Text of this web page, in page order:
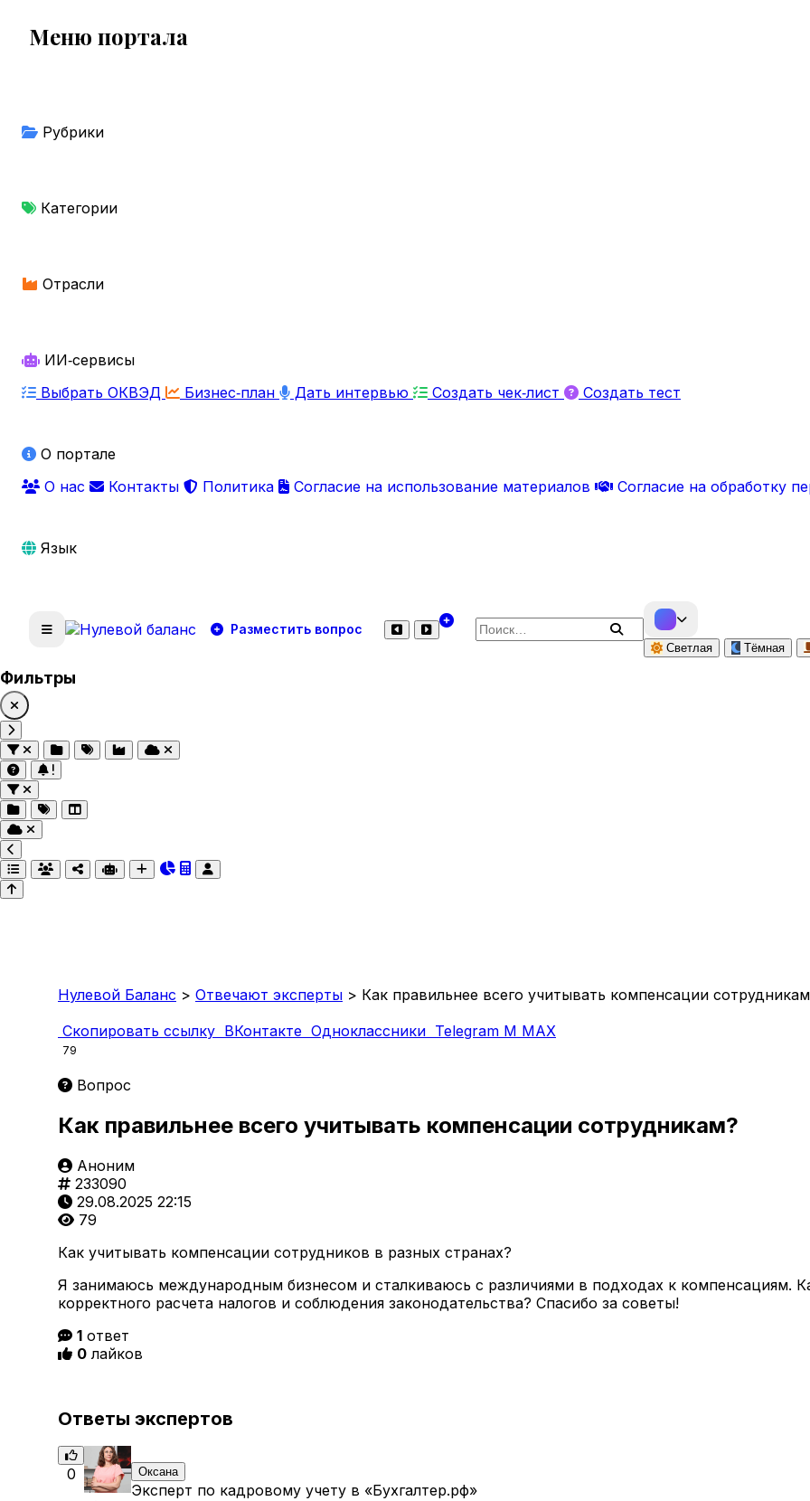
Меню портала
Рубрики
Категории
Отрасли
ИИ‑сервисы
Выбрать ОКВЭД
Бизнес‑план Дать интервью Создать чек‑лист Создать тест
О портале
О нас
Контакты Политика Согласие на использование материалов Согласие на обработку
Язык
Разместить вопрос Поиск по сайту
Светлая Тёмная
Фильтры
Нулевой Баланс > Отвечают эксперты > Как правильнее всего учитывать компенсации
Скопировать ссылку ВКонтакте Одноклассники Telegram M MAX
79
Вопрос
Как правильнее всего учитывать компенсации сотрудникам?
Аноним
233090
29.08.2025 22:15
79
Как учитывать компенсации сотрудников в разных странах?
Я занимаюсь международным бизнесом и сталкиваюсь с различиями в подходах к компенсациям.
корректного расчета налогов и соблюдения законодательства? Спасибо за советы!
1 ответ
0 лайков
Ответы экспертов
0 Оксана
Эксперт по кадровому учету в «Бухгалтер.рф»